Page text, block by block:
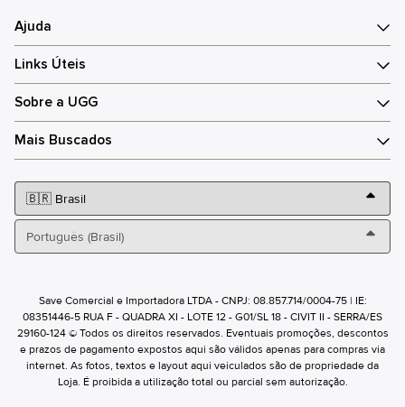
Ajuda
Links Úteis
Sobre a UGG
Mais Buscados
Save Comercial e Importadora LTDA - CNPJ: 08.857.714/0004-75 | IE:
08351446-5 RUA F - QUADRA XI - LOTE 12 - G01/SL 18 - CIVIT II - SERRA/ES
29160-124 © Todos os direitos reservados. Eventuais promoções, descontos
e prazos de pagamento expostos aqui são válidos apenas para compras via
internet. As fotos, textos e layout aqui veiculados são de propriedade da
Loja. É proibida a utilização total ou parcial sem autorização.